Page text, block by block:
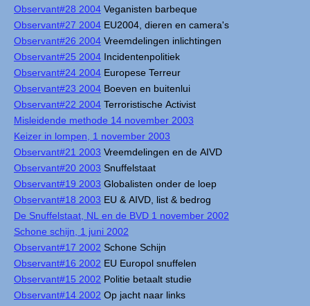
Observant#28 2004 Veganisten barbeque
Observant#27 2004 EU2004, dieren en camera's
Observant#26 2004 Vreemdelingen inlichtingen
Observant#25 2004 Incidentenpolitiek
Observant#24 2004 Europese Terreur
Observant#23 2004 Boeven en buitenlui
Observant#22 2004 Terroristische Activist
Misleidende methode 14 november 2003
Keizer in lompen, 1 november 2003
Observant#21 2003 Vreemdelingen en de AIVD
Observant#20 2003 Snuffelstaat
Observant#19 2003 Globalisten onder de loep
Observant#18 2003 EU & AIVD, list & bedrog
De Snuffelstaat, NL en de BVD 1 november 2002
Schone schijn, 1 juni 2002
Observant#17 2002 Schone Schijn
Observant#16 2002 EU Europol snuffelen
Observant#15 2002 Politie betaalt studie
Observant#14 2002 Op jacht naar links